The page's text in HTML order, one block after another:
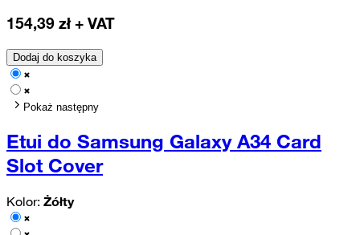
154,39 zł + VAT
Dodaj do koszyka
Pokaż następny
Etui do Samsung Galaxy A34 Card
Slot Cover
Kolor: Żółty